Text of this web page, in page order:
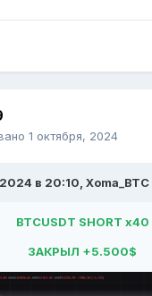
1 октября, 2024
в 20:10, Xoma_BTC
BTCUSDT SHORT x40
ЗАКРЫЛ +5.500$